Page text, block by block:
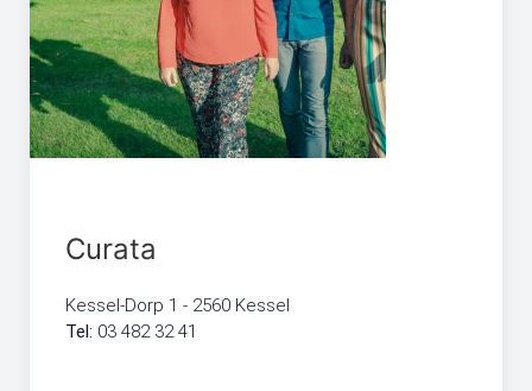
Curata
Kessel-Dorp 1 - 2560 Kessel
Tel: 03 482 32 41